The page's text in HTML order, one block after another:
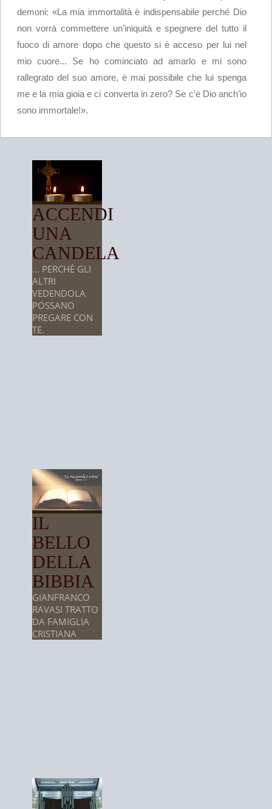
demoni: «La mia immortalità è indispensabile perché Dio
non vorrà commettere un’iniquità e spegnere del tutto il
fuoco di amore dopo che questo si è acceso per lui nel
mio cuore... Se ho cominciato ad amarlo e mi sono
rallegrato del suo amore, è mai possibile che lui spenga
me e la mia gioia e ci converta in zero? Se c’è Dio anch’io
sono immortale!».
ACCENDI
UNA
CANDELA
... PERCHÉ GLI
ALTRI
VEDENDOLA
POSSANO
PREGARE CON
TE.
IL
BELLO
DELLA
BIBBIA
GIANFRANCO
RAVASI TRATTO
DA FAMIGLIA
CRISTIANA